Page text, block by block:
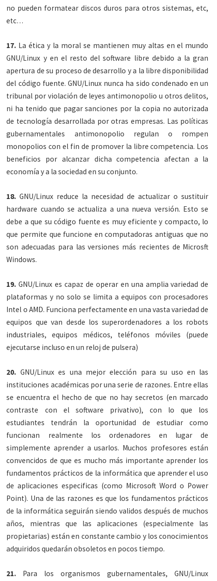
no pueden formatear discos duros para otros sistemas, etc,
etc…
17. La ética y la moral se mantienen muy altas en el mundo
GNU/Linux y en el resto del software libre debido a la gran
apertura de su proceso de desarrollo y a la libre disponibilidad
del código fuente. GNU/Linux nunca ha sido condenado en un
tribunal por violación de leyes antimonopolio u otros delitos,
ni ha tenido que pagar sanciones por la copia no autorizada
de tecnología desarrollada por otras empresas. Las políticas
gubernamentales antimonopolio regulan o rompen
monopolios con el fin de promover la libre competencia. Los
beneficios por alcanzar dicha competencia afectan a la
economía y a la sociedad en su conjunto.
18. GNU/Linux reduce la necesidad de actualizar o sustituir
hardware cuando se actualiza a una nueva versión. Esto se
debe a que su código fuente es muy eficiente y compacto, lo
que permite que funcione en computadoras antiguas que no
son adecuadas para las versiones más recientes de Microsft
Windows.
19. GNU/Linux es capaz de operar en una amplia variedad de
plataformas y no solo se limita a equipos con procesadores
Intel o AMD. Funciona perfectamente en una vasta variedad de
equipos que van desde los superordenadores a los robots
industriales, equipos médicos, teléfonos móviles (puede
ejecutarse incluso en un reloj de pulsera)
20. GNU/Linux es una mejor elección para su uso en las
instituciones académicas por una serie de razones. Entre ellas
se encuentra el hecho de que no hay secretos (en marcado
contraste con el software privativo), con lo que los
estudiantes tendrán la oportunidad de estudiar como
funcionan realmente los ordenadores en lugar de
simplemente aprender a usarlos. Muchos profesores están
convencidos de que es mucho más importante aprender los
fundamentos prácticos de la informática que aprender el uso
de aplicaciones especificas (como Microsoft Word o Power
Point). Una de las razones es que los fundamentos prácticos
de la informática seguirán siendo validos después de muchos
años, mientras que las aplicaciones (especialmente las
propietarias) están en constante cambio y los conocimientos
adquiridos quedarán obsoletos en pocos tiempo.
21. Para los organismos gubernamentales, GNU/Linux